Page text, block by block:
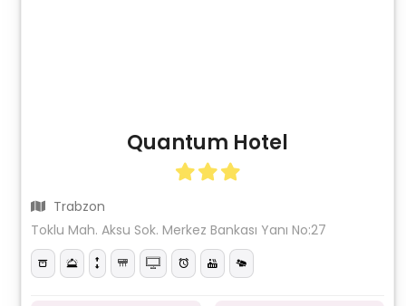
Quantum Hotel
Trabzon
Toklu Mah. Aksu Sok. Merkez Bankası Yanı No:27